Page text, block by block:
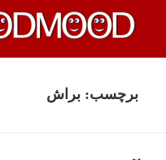
چیزای خووب مووب
برچسب:براش